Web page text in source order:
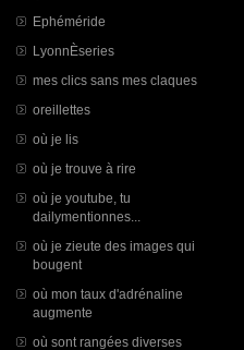
Ephéméride
LyonnÈseries
mes clics sans mes claques
oreillettes
où je lis
où je trouve à rire
où je youtube, tu
dailymentionnes...
où je zieute des images qui
bougent
où mon taux d'adrénaline
augmente
où sont rangées diverses